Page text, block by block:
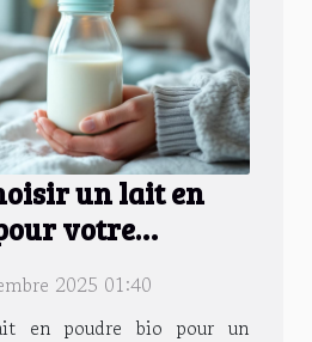
un lait en
votre
2025 01:40
en poudre bio pour un